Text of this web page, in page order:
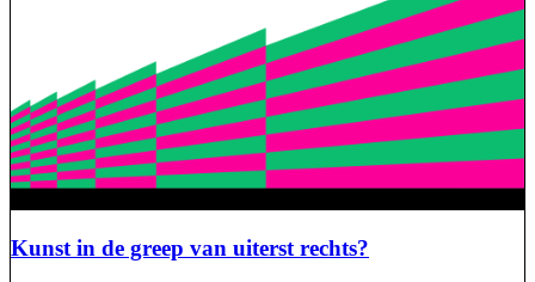
Kunst in de greep van uiterst rechts?